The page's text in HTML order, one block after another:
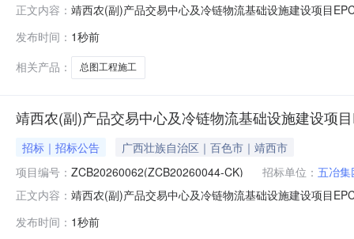
正文内容： 靖西农(副)产品交易中心及冷链物流基础设施建设项目
农(副)产品分拣中心、农(副)产品冷库、配电间、门卫室
发布时间： 1秒前
相关产品：
总图工程施工
靖西农(副)产品交易中心及冷链物流基础设施建设项
招标｜招标公告
广西壮族自治区｜百色市｜靖西市
项目编号： ZCB20260062(ZCB20260044-CK) 招标单位： 五冶
正文内容： 靖西农(副)产品交易中心及冷链物流基础设施建设项目
中心、农(副)产品冷库、配电间、门卫室、地下室停车
发布时间： 1秒前